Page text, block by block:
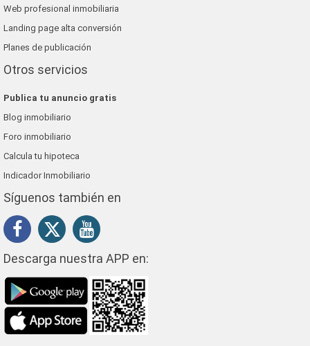
Web profesional inmobiliaria
Landing page alta conversión
Planes de publicación
Otros servicios
Publica tu anuncio gratis
Blog inmobiliario
Foro inmobiliario
Calcula tu hipoteca
Indicador Inmobiliario
Síguenos también en
Descarga nuestra APP en: